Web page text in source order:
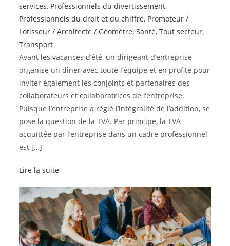
services, Professionnels du divertissement,
Professionnels du droit et du chiffre, Promoteur /
Lotisseur / Architecte / Géomètre,Santé,Tout secteur,
Transport
Avant les vacances d’été, un dirigeant d’entreprise
organise un dîner avec toute l’équipe et en profite pour
inviter également les conjoints et partenaires des
collaborateurs et collaboratrices de l’entreprise.
Puisque l’entreprise a réglé l’intégralité de l’addition, se
pose la question de la TVA. Par principe, la TVA
acquittée par l’entreprise dans un cadre professionnel
est […]
Lire la suite